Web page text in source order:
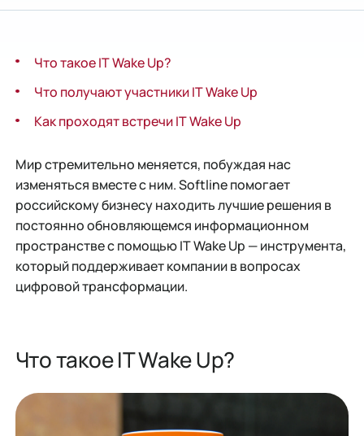
Что такое IT Wake Up?
Что получают участники IT Wake Up
Как проходят встречи IT Wake Up
Мир стремительно меняется, побуждая нас
изменяться вместе с ним. Softline помогает
российскому бизнесу находить лучшие решения в
постоянно обновляющемся информационном
пространстве с помощью IT Wake Up — инструмента,
который поддерживает компании в вопросах
цифровой трансформации.
Что такое IT Wake Up?